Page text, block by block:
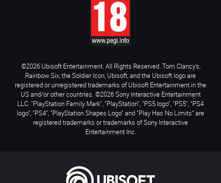
©2026 Ubisoft Entertainment. All Rights Reserved. Tom Clancy’s,
Rainbow Six, the Soldier Icon, Ubisoft, and the Ubisoft logo are
registered or unregistered trademarks of Ubisoft Entertainment in the
US and/or other countries. ©2026 Sony Interactive Entertainment
LLC. "PlayStation Family Mark", "PlayStation", "PS5 logo", "PS5", "PS4
logo", "PS4", "PlayStation Shapes Logo" and "Play Has No Limits" are
registered trademarks or trademarks of Sony Interactive
Entertainment Inc.